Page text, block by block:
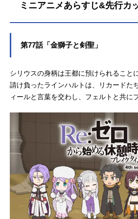
ミニアニメあらすじ&先行カ
第77話「金獅子と剣聖」
シリウスの身柄は王都に預けられること
請け負ったラインハルトは、リカードた
ィールと言葉を交わし、フェルトと共に